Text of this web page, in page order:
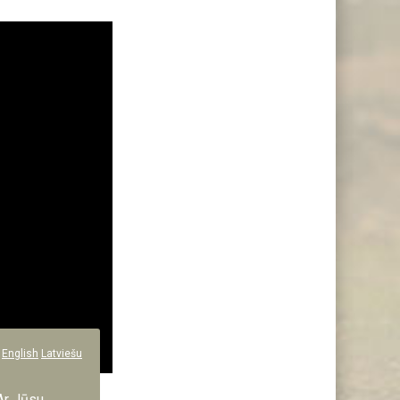
no
English Latviešu